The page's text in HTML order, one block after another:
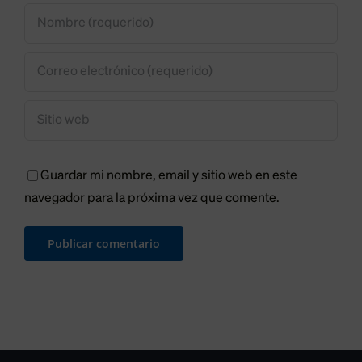
Guardar mi nombre, email y sitio web en este
navegador para la próxima vez que comente.